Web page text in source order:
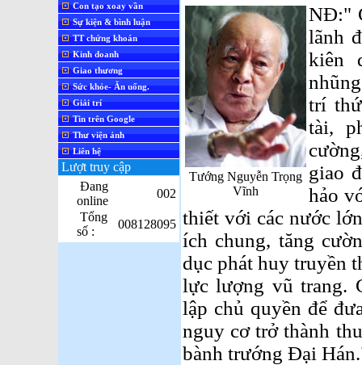
Con tạo xoay vần
Sự kiện & bình luận
TT chứng khoán
Kinh doanh
Giao thương
Sức khỏe- Ăn uống.
Giải trí
Tin trên Google
Thư viện ảnh
Liên hệ
Lượt truy cập
Đang
online
002
Tổng
số :
008128095
Tướng Nguyễn Trọng
Vĩnh
NĐ:"
lãnh
kiên
trí
tài,
giao
hảo
thiết với các nước
ích chung, tăng
dục phát huy truyền
lực lượng vũ trang.
lập chủ quyền để
nguy cơ trở thành
bành trướng Đại